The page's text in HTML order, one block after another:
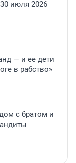
июля 2026
— и ее дети
в рабство»
с братом и